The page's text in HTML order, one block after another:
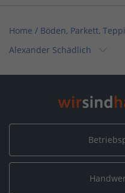
Home / Böden, Parkett,
Alexander Schädlich
Home / Hessen / Gernsheim